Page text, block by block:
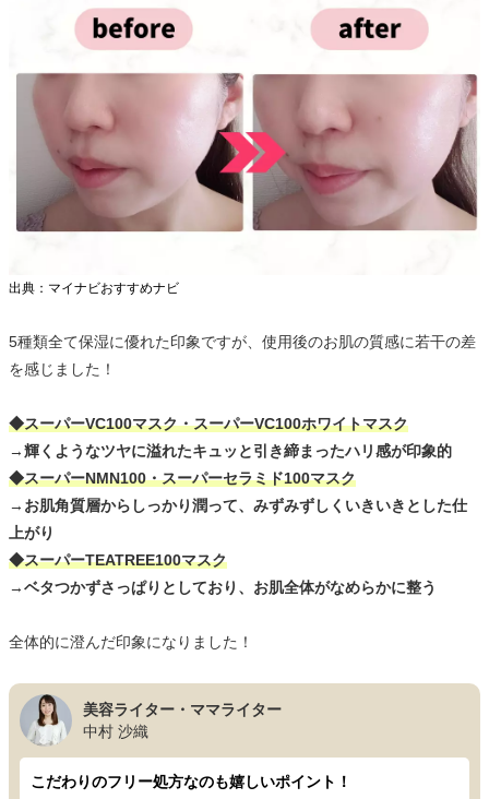
出典：マイナビおすすめナビ
5種類全て保湿に優れた印象ですが、使用後のお肌の質感に若干の差
を感じました！
◆スーパーVC100マスク・スーパーVC100ホワイトマスク
→輝くようなツヤに溢れたキュッと引き締まったハリ感が印象的
◆スーパーNMN100・スーパーセラミド100マスク
→ お肌角質層からしっかり潤って、みずみずしくいきいきとした仕
上がり
◆スーパーTEATREE100マスク
→ベタつかずさっぱりとしており、お肌全体がなめらかに整う
全体的に澄んだ印象になりました！
美容ライター・ママライター
中村 沙織
こだわりのフリー処方なのも嬉しいポイント！